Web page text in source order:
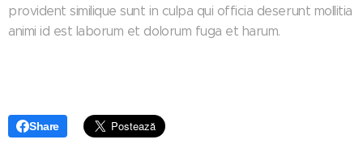
provident similique sunt in culpa qui officia deserunt mollitia
animi id est laborum et dolorum fuga et harum.
Share